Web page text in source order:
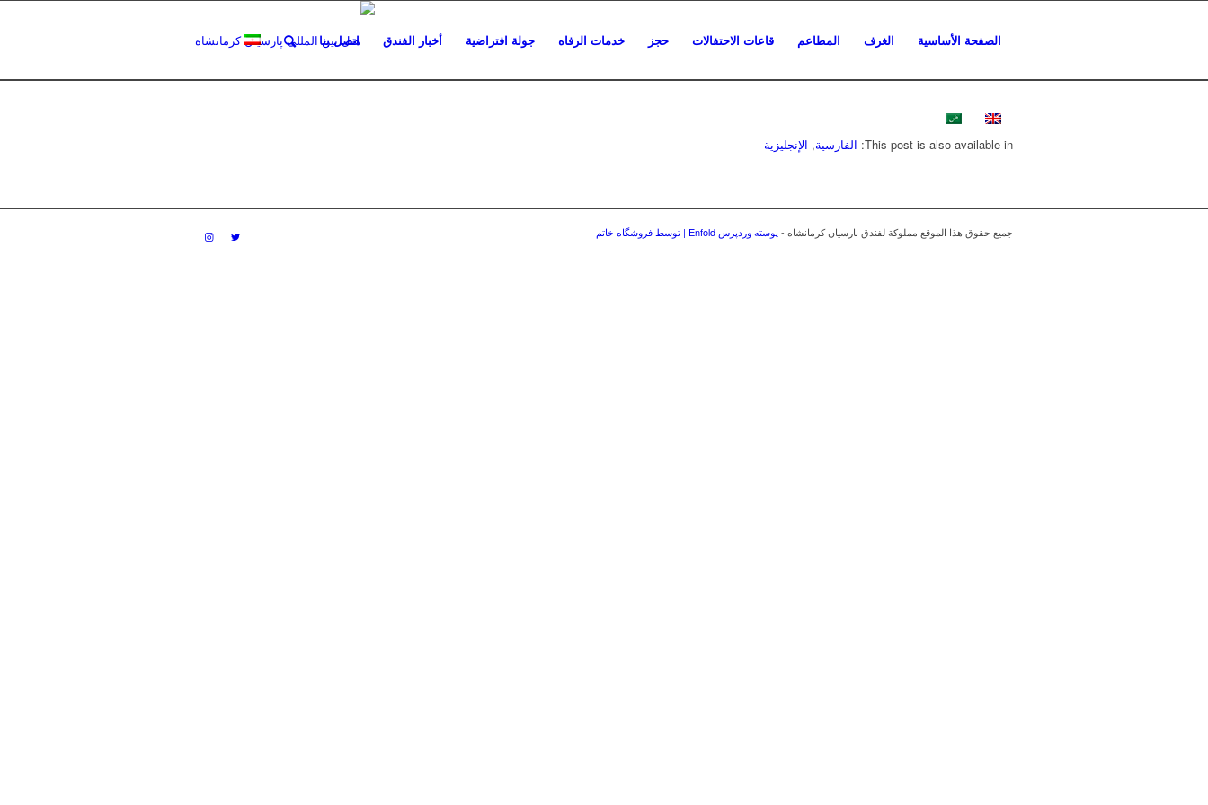
الصفحة الأساسية الغرف المطاعم قاعات الاحتفالات حجز خدمات الرفاه جولة افتراضية أخبار الفندق اتصل بنا
This post is also available in: الفارسية الإنجليزية
جميع حقوق هذا الموقع مملوكة لفندق بارسيان كرمانشاه - پوسته وردپرس Enfold | توسط فروشگاه خاتم